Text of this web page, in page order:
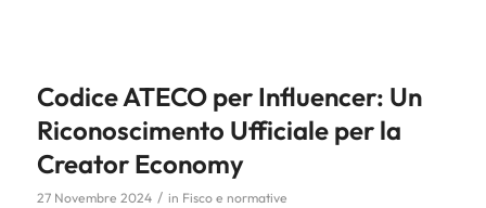
Codice ATECO per Influencer: Un
Riconoscimento Ufficiale per la
Creator Economy
27 Novembre 2024 / in Fisco e normative